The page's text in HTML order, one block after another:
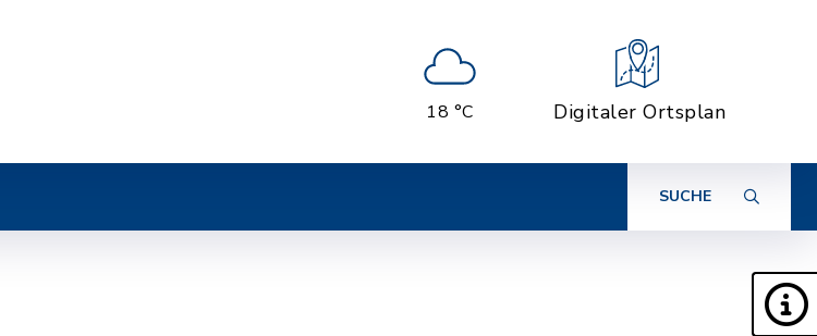
18 °C Digitaler Ortsplan
SUCHE